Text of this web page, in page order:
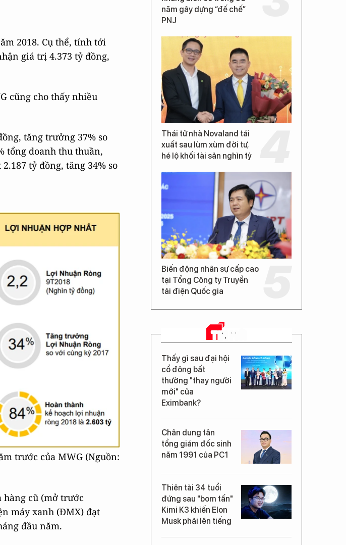
2018. Cụ thể, tính tới
giá trị 4.373 tỷ đồng,
cũng cho thấy nhiều
tăng trưởng 37% so
tổng doanh thu thuần,
tỷ đồng, tăng 34% so
trước của MWG (Nguồn:
hàng cũ (mở trước
máy xanh (ĐMX) đạt
đầu năm.
năm gây dựng “đế chế”
PNJ
Thái tử nhà Novaland tái
xuất sau lùm xùm đời tư,
hé lộ khối tài sản nghìn tỷ
Biến động nhân sự cấp cao
tại Tổng Công ty Truyền
tải điện Quốc gia
TIN MỚI
Thấy gì sau đại hội
cổ đông bất
thường "thay người
mới" của
Eximbank?
Chân dung tân
tổng giám đốc sinh
năm 1991 của PC1
Thiên tài 34 tuổi
đứng sau "bom tấn"
Kimi K3 khiến Elon
Musk phải lên tiếng